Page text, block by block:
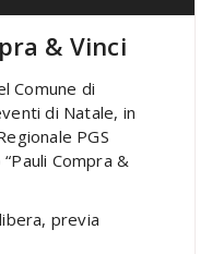
& Vinci
Comune di
di Natale, in
PGS
Compra &
previa